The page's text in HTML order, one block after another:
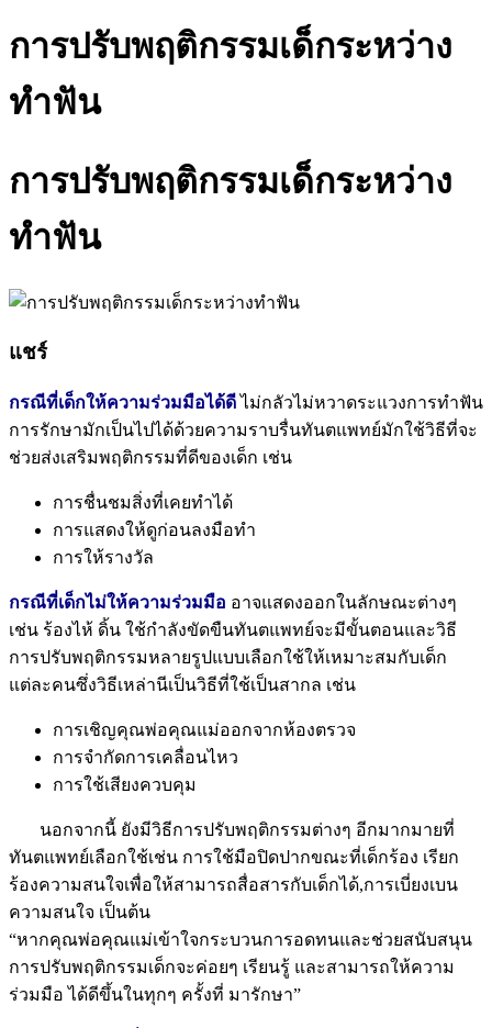
การปรับพฤติกรรมเด็กระหว่าง
ทำฟัน
การปรับพฤติกรรมเด็กระหว่าง
ทำฟัน
แชร์
กรณีที่เด็กให้ความร่วมมือได้ดีไม่กลัวไม่หวาดระแวงการทำฟัน
การรักษามักเป็นไปได้ด้วยความราบรื่นทันตแพทย์มักใช้วิธีที่จะ
ช่วยส่งเสริมพฤติกรรมที่ดีของเด็ก เช่น
การชื่นชมสิ่งที่เคยทำได้
การแสดงให้ดูก่อนลงมือทำ
การให้รางวัล
กรณีที่เด็กไม่ให้ความร่วมมือ อาจแสดงออกในลักษณะต่างๆ
เช่น ร้องไห้ ดิ้น ใช้กำลังขัดขืนทันตแพทย์จะมีขั้นตอนและวิธี
การปรับพฤติกรรมหลายรูปแบบเลือกใช้ให้เหมาะสมกับเด็ก
แต่ละคนซึ่งวิธีเหล่านีเป็นวิธีที่ใช้เป็นสากล เช่น
การเชิญคุณพ่อคุณแม่ออกจากห้องตรวจ
การจำกัดการเคลื่อนไหว
การใช้เสียงควบคุม
นอกจากนี้ ยังมีวิธีการปรับพฤติกรรมต่างๆ อีกมากมายที่
ทันตแพทย์เลือกใช้เช่น การใช้มือปิดปากขณะที่เด็กร้อง เรียก
ร้องความสนใจเพื่อให้สามารถสื่อสารกับเด็กได้,การเบี่ยงเบน
ความสนใจ เป็นต้น
“หากคุณพ่อคุณแม่เข้าใจกระบวนการอดทนและช่วยสนับสนุน
การปรับพฤติกรรมเด็กจะค่อยๆ เรียนรู้ และสามารถให้ความ
ร่วมมือ ได้ดีขึ้นในทุกๆ ครั้งที่ มารักษา”